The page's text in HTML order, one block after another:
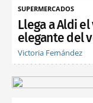
SUPERMERCADOS
Llega a Aldi
elegante del
Victoria Fernández